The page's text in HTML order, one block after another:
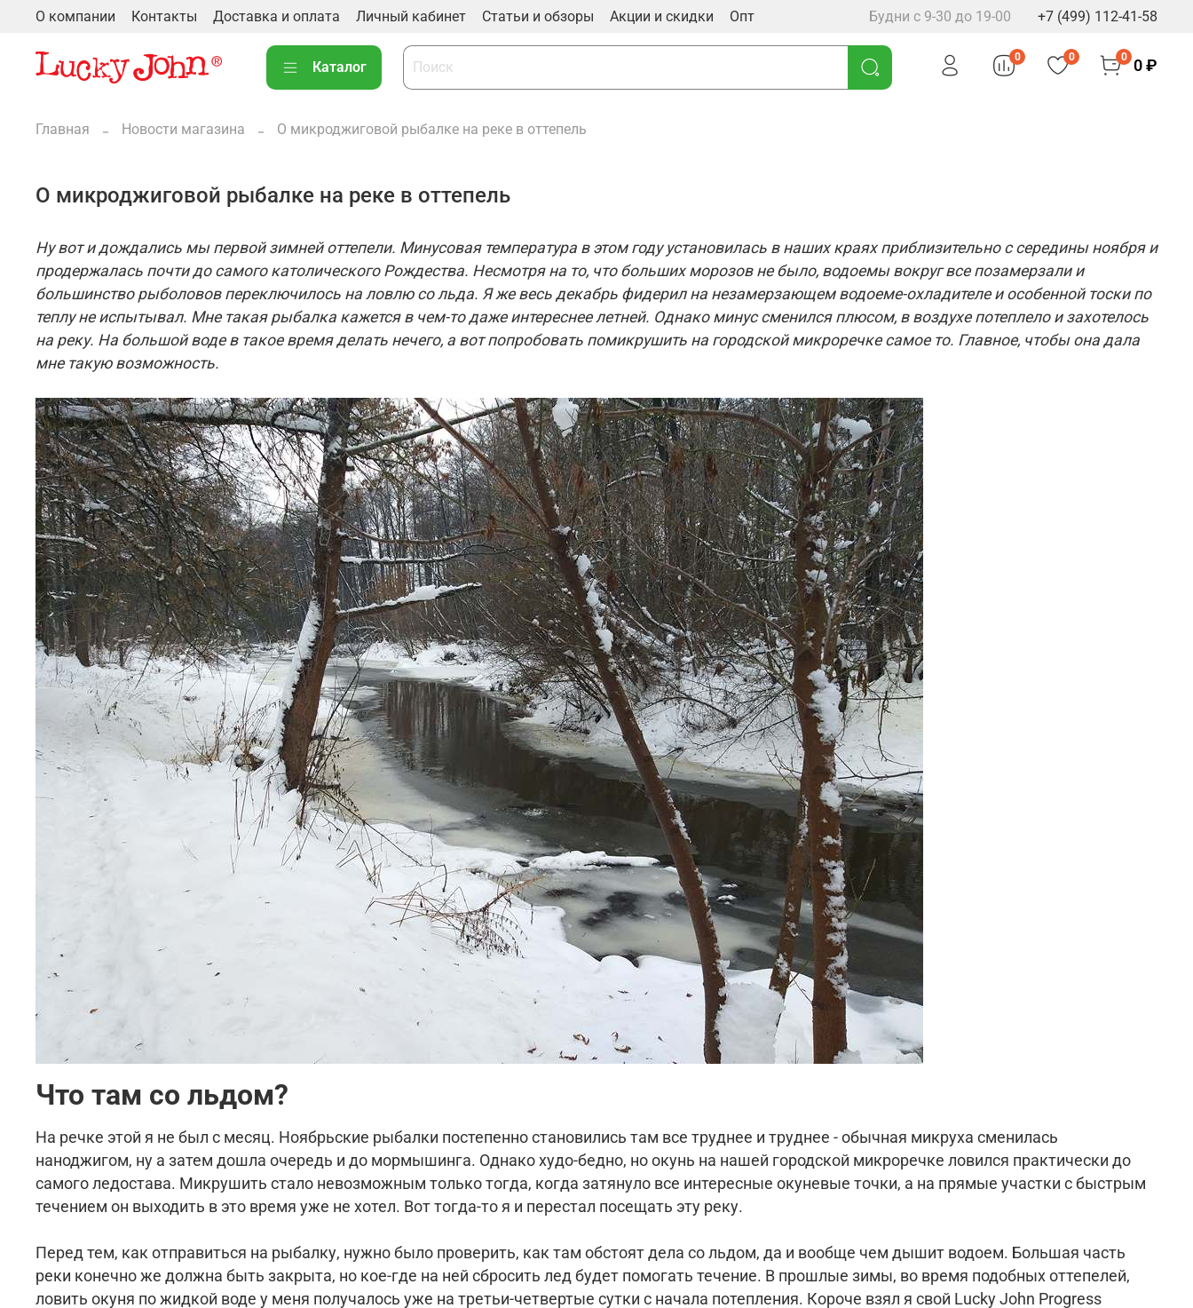
О компании Контакты Доставка и оплата Личный кабинет Статьи и обзоры Акции и скидки Опт Будни с 9-30 до 19-00 +7 (499) 112-41-58
Каталог
0 0 0 0 ₽
Главная Новости магазина О микроджиговой рыбалке на реке в оттепель
О микроджиговой рыбалке на реке в оттепель
Ну вот и дождались мы первой зимней оттепели. Минусовая температура в этом году установилась в наших краях приблизительно с середины ноября и
продержалась почти до самого католического Рождества. Несмотря на то, что больших морозов не было, водоемы вокруг все позамерзали и
большинство рыболовов переключилось на ловлю со льда. Я же весь декабрь фидерил на незамерзающем водоеме-охладителе и особенной тоски по
теплу не испытывал. Мне такая рыбалка кажется в чем-то даже интереснее летней. Однако минус сменился плюсом, в воздухе потеплело и захотелось
на реку. На большой воде в такое время делать нечего, а вот попробовать помикрушить на городской микроречке самое то. Главное, чтобы она дала
мне такую возможность.
Что там со льдом?
На речке этой я не был с месяц. Ноябрьские рыбалки постепенно становились там все труднее и труднее - обычная микруха сменилась
наноджигом, ну а затем дошла очередь и до мормышинга. Однако худо-бедно, но окунь на нашей городской микроречке ловился практически до
самого ледостава. Микрушить стало невозможным только тогда, когда затянуло все интересные окуневые точки, а на прямые участки с быстрым
течением он выходить в это время уже не хотел. Вот тогда-то я и перестал посещать эту реку.
Перед тем, как отправиться на рыбалку, нужно было проверить, как там обстоят дела со льдом, да и вообще чем дышит водоем. Большая часть
реки конечно же должна быть закрыта, но кое-где на ней сбросить лед будет помогать течение. В прошлые зимы, во время подобных оттепелей,
ловить окуня по жидкой воде у меня получалось уже на третьи-четвертые сутки с начала потепления. Короче взял я свой Lucky John Progress